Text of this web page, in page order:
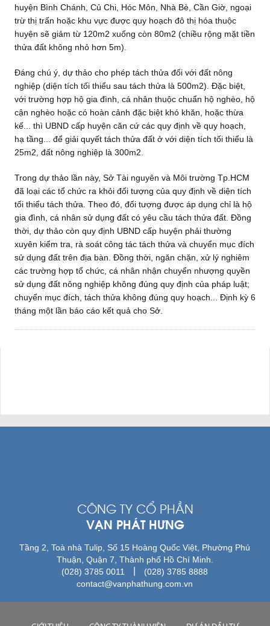
huyện Bình Chánh, Củ Chi, Hóc Môn, Nhà Bè, Cần Giờ, ngoại
trừ thị trấn hoặc khu vực được quy hoạch đô thị hóa thuộc
huyện sẽ giảm từ 120m2 xuống còn 80m2 (chiều rộng mặt tiền
thửa đất không nhỏ hơn 5m).
Đáng chú ý, dự thảo cho phép tách thửa đối với đất nông
nghiệp (diện tích tối thiểu sau tách thửa là 500m2). Đặc biệt,
với trường hợp hộ gia đình, cá nhân thuộc chuẩn hộ nghèo, hộ
cận nghèo hoặc có hoàn cảnh đặc biệt khó khăn, hoặc thừa
kế... thì UBND cấp huyện căn cứ các quy định về quy hoạch,
hạ tầng... để giải quyết tách thửa đất ở với diện tích tối thiểu là
25m2, đất nông nghiệp là 300m2.
Trong dự thảo lần này, Sở Tài nguyên và Môi trường Tp.HCM
đã loại các tổ chức ra khỏi đối tượng của quy định về diện tích
tối thiểu tách thửa. Theo đó, đối tượng được áp dụng chỉ là hộ
gia đình, cá nhân sử dụng đất có yêu cầu tách thửa đất. Đồng
thời, dự thảo còn quy định UBND cấp huyện phải thường
xuyên kiểm tra, rà soát công tác tách thửa và chuyển mục đích
sử dụng đất trên địa bàn. Đồng thời, ngăn chặn, xử lý nghiêm
các trường hợp tổ chức, cá nhân nhận chuyển nhượng quyền
sử dụng đất nông nghiệp không đúng quy định của pháp luật;
chuyển mục đích, tách thửa không đúng quy hoạch... Định kỳ 6
tháng một lần báo cáo kết quả cho Sở.
CÔNG TY CỔ PHẦN
VẠN PHÁT HƯNG
Tầng 2, Toà nhà Tulip, Số 15 Hoàng Quốc Việt, Phường Phú
Thuận, Quận 7, Thành phố Hồ Chí Minh.
(028) 3785 0011
(028) 3785 8888
contact@vanphathung.com.vn